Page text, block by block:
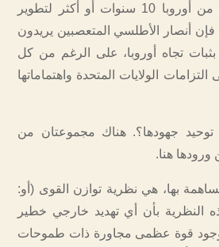
ولأن الأمر قد يستغرق من أوروبا 10 سنوات أو أكثر لتطوير
أنصار الأطلسي المتعصبين يريدون
بثبات تجاه أوروبا، على الرغم من كل
الولايات المتحدة واهتماماتها
توحيد جهودها؟. هناك مجموعتان من
ورودها هنا.
بها، هي نظرية توازن القوى (أو:
هذه النظرية بأن أي تهديد خارجي خطير
وجود قوة عظمى مجاورة ذات طموحات